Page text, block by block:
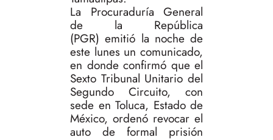
La Procuraduría General
de la República
(PGR) emitió la noche de
este lunes un comunicado,
en donde confirmó que el
Sexto Tribunal Unitario del
Segundo Circuito, con
sede en Toluca, Estado de
México, ordenó revocar el
auto de formal prisión